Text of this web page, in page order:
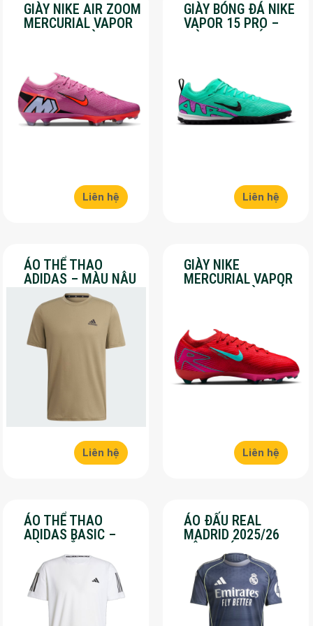
GIÀY NIKE AIR ZOOM
MERCURIAL VAPOR
16 PRO – MÀU
Liên hệ
GIÀY BÓNG ĐÁ NIKE
VAPOR 15 PRO –
MÀU XANH LÁ –
Liên hệ
ÁO THỂ THAO
ADIDAS – MÀU NÂU
– SALE 30%
Liên hệ
GIÀY NIKE
MERCURIAL VAPOR
16 PRO – MÀU ĐỎ –
Liên hệ
ÁO THỂ THAO
ADIDAS BASIC –
MÀU TRẮNG – SALE
70%
ÁO ĐẤU REAL
MADRID 2025/26
SÂN KHÁCH – SALE
50%